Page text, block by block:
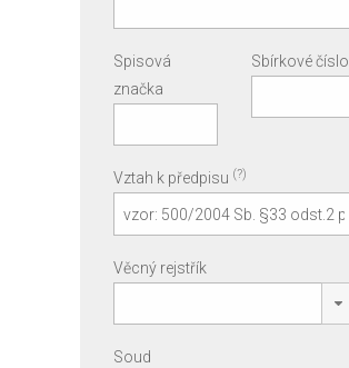
Spisová
značka
Sbírkové číslo
Vztah k předpisu (?)
Věcný rejstřík
Soud